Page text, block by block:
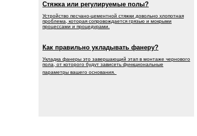
Стяжка или регулируемые полы?
Устройство песчано-цементной стяжки довольно хлопотная
проблема, которая сопровождается грязью и мокрыми
процессами и процедурами.
Как правильно укладывать фанеру?
Укладка фанеры это завершающий этап в монтаже чернового
пола, от которого будут зависеть функциональные
параметры вашего основания.